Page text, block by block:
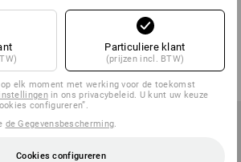
mid
€ 41,02
(incl. BTW) v.a. 50 paar
Particuliere klant
(prijzen incl. BTW)
elk moment met werking voor de toekomst
in ons privacybeleid. U kunt uw keuze
configureren”.
de Gegevensbescherming
Cookies configureren